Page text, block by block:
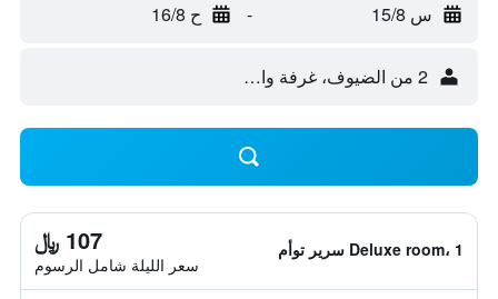
س 15/8 - ح 16/8
2 من الضيوف، غرفة واحدة
Deluxe room، 1 سرير توأم 107 ﷼
سعر الليلة شامل الرسوم